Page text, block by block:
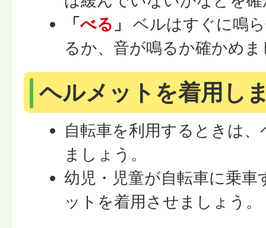
「べる 」ベルはすぐに鳴
るか、音が鳴るか確かめ
ヘルメットを着用し
自転車を利用するときは
ましょう。
幼児・児童が自転車に乗
ットを着用させましょう。